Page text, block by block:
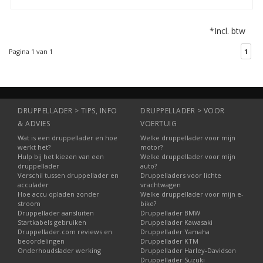
*Incl. btw
Pagina 1 van 1 1
DRUPPELLADER > TIPS, INFO
& ADVIES
Wat is een druppellader en hoe
werkt het?
Hulp bij het kiezen van een
druppellader
Verschil tussen druppellader en
acculader
Hoe accu opladen zonder
stroom
Druppellader aansluiten
Startkabels gebruiken
Druppellader.com reviews en
beoordelingen
Onderhoudslader werking
DRUPPELLADER > VOOR
VOERTUIG
Welke druppellader voor mijn
motor?
Welke druppellader voor mijn
auto?
Druppelladers voor lichte
vrachtwagen
Welke druppellader voor mijn e-
bike?
Druppellader BMW
Druppellader Kawasaki
Druppellader Yamaha
Druppellader KTM
Druppellader Harley-Davidson
Druppellader Suzuki